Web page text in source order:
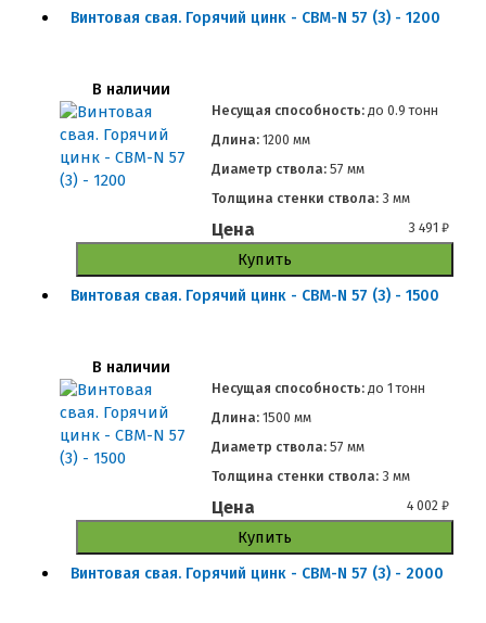
Винтовая свая. Горячий цинк - СВМ-N 57 (3) - 1200
В наличии
Несущая способность: до 0.9 тонн
Длина:1200 мм
Диаметр ствола:57 мм
Толщина стенки ствола:3 мм
Цена 3 491₽
Купить
Винтовая свая. Горячий цинк - СВМ-N 57 (3) - 1500
В наличии
Несущая способность: до 1 тонн
Длина:1500 мм
Диаметр ствола:57 мм
Толщина стенки ствола:3 мм
Цена 4 002₽
Купить
Винтовая свая. Горячий цинк - СВМ-N 57 (3) - 2000